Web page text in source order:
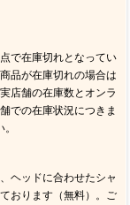
で在庫切れとなってい
品が在庫切れの場合は
店舗の在庫数とオンラ
での在庫状況につきま
ヘッドに合わせたシャ
おります（無料）。ご